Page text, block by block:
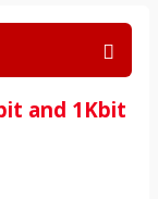
and 1Kbit